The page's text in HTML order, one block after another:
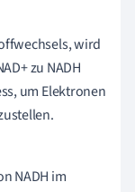
wird
zu NADH
um Elektronen
NADH im